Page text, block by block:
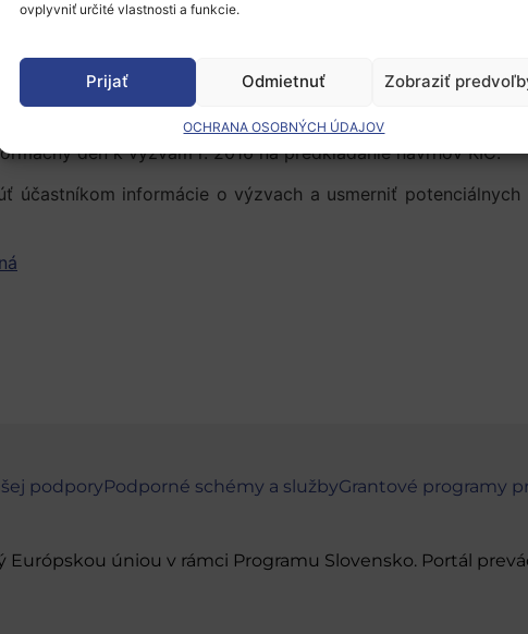
ovplyvniť určité vlastnosti a funkcie.
Prijať Odmietnuť Zobraziť
OCHRANA OSOBNÝCH ÚDAJOV
deň k výzvam r. 2016 na predkladanie návrhov KIC.
účastníkom informácie o výzvach a usmerniť
podporyPodporné schémy a službyGrantové programy
Európskou úniou v rámci Programu Slovensko. Portál